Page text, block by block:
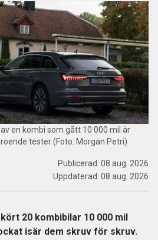
en kombi som gått 10 000 mil är
tester (Foto: Morgan Petri)
Publicerad: 08 aug. 2026
Uppdaterad: 08 aug. 2026
20 kombibilar 10 000 mil
isär dem skruv för skruv.